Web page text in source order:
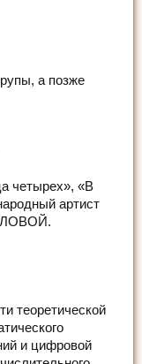
а позже
четырех», «В
артист
теоретической
и цифровой